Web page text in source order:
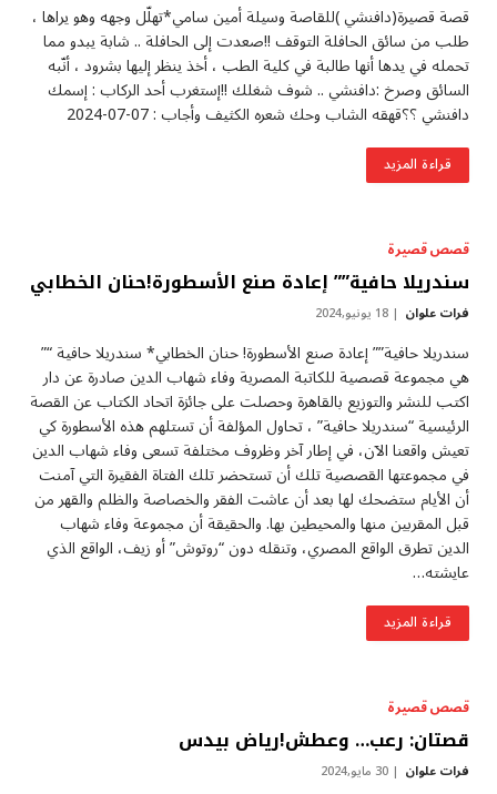
قصة قصيرة(دافنشي )للقاصة وسيلة أمين سامي*تهلّل وجهه وهو يراها ،
طلب من سائق الحافلة التوقف !!صعدت إلى الحافلة .. شابة يبدو مما
تحمله في يدها أنها طالبة في كلية الطب ، أخذ ينظر إليها بشرود ، أنّبه
السائق وصرخ :دافنشي .. شوف شغلك !!إستغرب أحد الركاب : إسمك
دافنشي ؟؟قهقه الشاب وحك شعره الكثيف وأجاب : ‎2024-‎07-‎07
قراءة المزيد
قصص قصيرة
سندريلا حافية”” إعادة صنع الأسطورة!حنان الخطابي
فرات علوان 18 يونيو,2024
سندريلا حافية”” إعادة صنع الأسطورة! حنان الخطابي* سندريلا حافية “”
هي مجموعة قصصية للكاتبة المصرية وفاء شهاب الدين صادرة عن دار
اكتب للنشر والتوزيع بالقاهرة وحصلت على جائزة اتحاد الكتاب عن القصة
الرئيسية “سندريلا حافية” ، تحاول المؤلفة أن تستلهم هذه الأسطورة كي
تعيش واقعنا الآن، في إطار آخر وظروف مختلفة تسعى وفاء شهاب الدين
في مجموعتها القصصية تلك أن تستحضر تلك الفتاة الفقيرة التي آمنت
أن الأيام ستضحك لها بعد أن عاشت الفقر والخصاصة والظلم والقهر من
قبل المقربين منها والمحيطين بها. والحقيقة أن مجموعة وفاء شهاب
الدين تطرق الواقع المصري، وتنقله دون “روتوش” أو زيف، الواقع الذي
عايشته…
قراءة المزيد
قصص قصيرة
قصتان: رعب… وعطش!رياض بيدس
فرات علوان 30 مايو,2024